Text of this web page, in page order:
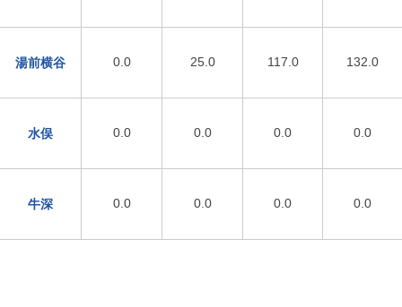
湯前横谷 0.0 25.0 117.0 132.0
水俣 0.0 0.0 0.0 0.0
牛深 0.0 0.0 0.0 0.0